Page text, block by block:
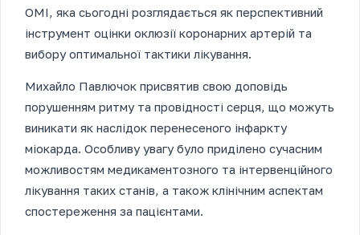
OMI, яка сьогодні розглядається як перспективний
інструмент оцінки оклюзії коронарних артерій та
вибору оптимальної тактики лікування.
Михайло Павлючок присвятив свою доповідь
порушенням ритму та провідності серця, що можуть
виникати як наслідок перенесеного інфаркту
міокарда. Особливу увагу було приділено сучасним
можливостям медикаментозного та інтервенційного
лікування таких станів, а також клінічним аспектам
спостереження за пацієнтами.